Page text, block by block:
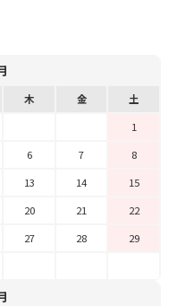
木 金
土
1
6 7
8
13 14
15
20 21
22
27 28
29